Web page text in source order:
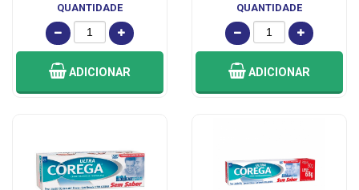
QUANTIDADE
ADICIONAR
QUANTIDADE
ADICIONAR